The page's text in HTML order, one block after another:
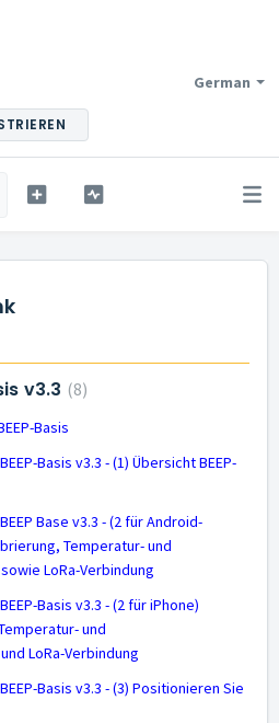
German
v3.3 8
Basis
Basis v3.3 - (1) Übersicht BEEP-
Base v3.3 - (2 für Android-
Temperatur- und
LoRa-Verbindung
Basis v3.3 - (2 für iPhone)
und
LoRa-Verbindung
Basis v3.3 - (3) Positionieren Sie